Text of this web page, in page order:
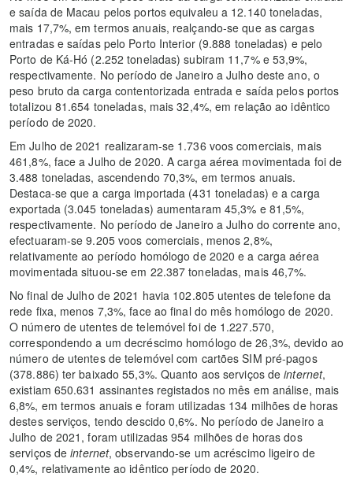
e saída de Macau pelos portos equivaleu a 12.140 toneladas,
mais 17,7%, em termos anuais, realçando-se que as cargas
entradas e saídas pelo Porto Interior (9.888 toneladas) e pelo
Porto de Ká-Hó (2.252 toneladas) subiram 11,7% e 53,9%,
respectivamente. No período de Janeiro a Julho deste ano, o
peso bruto da carga contentorizada entrada e saída pelos portos
totalizou 81.654 toneladas, mais 32,4%, em relação ao idêntico
período de 2020.
Em Julho de 2021 realizaram-se 1.736 voos comerciais, mais
461,8%, face a Julho de 2020. A carga aérea movimentada foi de
3.488 toneladas, ascendendo 70,3%, em termos anuais.
Destaca-se que a carga importada (431 toneladas) e a carga
exportada (3.045 toneladas) aumentaram 45,3% e 81,5%,
respectivamente. No período de Janeiro a Julho do corrente ano,
efectuaram-se 9.205 voos comerciais, menos 2,8%,
relativamente ao período homólogo de 2020 e a carga aérea
movimentada situou-se em 22.387 toneladas, mais 46,7%.
No final de Julho de 2021 havia 102.805 utentes de telefone da
rede fixa, menos 7,3%, face ao final do mês homólogo de 2020.
O número de utentes de telemóvel foi de 1.227.570,
correspondendo a um decréscimo homólogo de 26,3%, devido ao
número de utentes de telemóvel com cartões SIM pré-pagos
(378.886) ter baixado 55,3%. Quanto aos serviços deinternet,
existiam 650.631 assinantes registados no mês em análise, mais
6,8%, em termos anuais e foram utilizadas 134 milhões de horas
destes serviços, tendo descido 0,6%. No período de Janeiro a
Julho de 2021, foram utilizadas 954 milhões de horas dos
serviços deinternet, observando-se um acréscimo ligeiro de
0,4%, relativamente ao idêntico período de 2020.